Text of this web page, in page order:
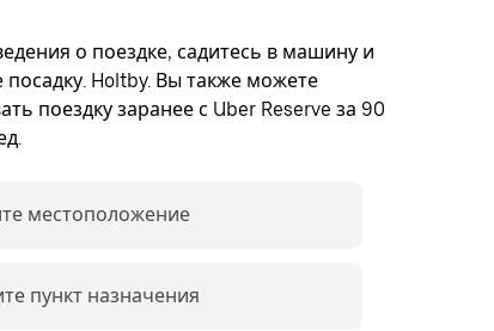
о поездке, садитесь в машину и
Holtby. Вы также можете
поездку заранее с Uber Reserve за 90
местоположение
пункт назначения